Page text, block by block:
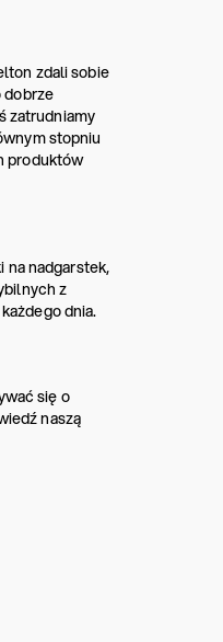
zdali sobie
dobrze
zatrudniamy
stopniu
produktów
na nadgarstek,
z
dnia.
się o
naszą